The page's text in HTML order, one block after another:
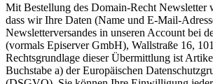
Mit Bestellung des Domain-Recht Newsletter
dass wir Ihre Daten (Name und E-Mail-
Newsletterversandes in unseren Account bei
(vormals Episerver GmbH), Wallstraße 16,
Rechtsgrundlage dieser Übermittlung ist
Buchstabe a) der Europäischen